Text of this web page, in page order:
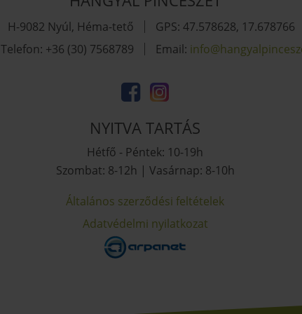
H-9082 Nyúl, Héma-tető
GPS: 47.578628, 17.678766
Telefon: +36 (30) 7568789
Email:
NYITVA TARTÁS
Hétfő - Péntek: 10-19h
Szombat: 8-12h | Vasárnap: 8-10h
Általános szerződési feltételek
Adatvédelmi nyilatkozat